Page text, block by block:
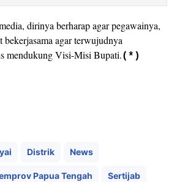
dirinya berharap agar pegawainya,
bekerjasama agar terwujudnya
mendukung Visi-Misi Bupati.(*)
Distrik News
Papua Tengah Sertijab